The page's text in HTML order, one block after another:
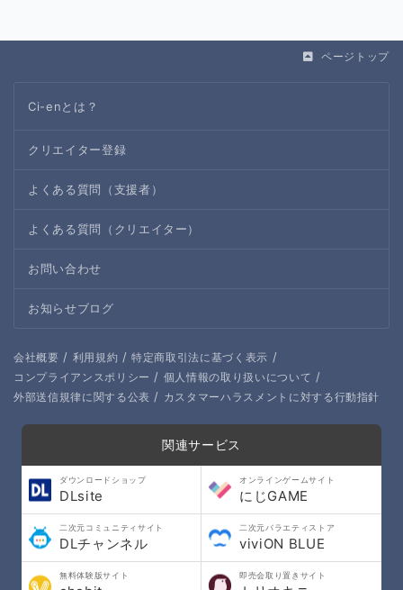
ページトップ
Ci-enとは？
クリエイター登録
よくある質問（支援者）
よくある質問（クリエイター）
お問い合わせ
お知らせブログ
会社概要 / 利用規約 / 特定商取引法に基づく表示 /
コンプライアンスポリシー / 個人情報の取り扱いについて /
外部送信規律に関する公表 / カスタマーハラスメントに対する行動指針
関連サービス
ダウンロードショップ
DLsite
オンラインゲームサイト
にじGAME
二次元コミュニティサイト
DLチャンネル
二次元バラエティストア
viviON BLUE
無料体験版サイト 即売会取り置きサイト